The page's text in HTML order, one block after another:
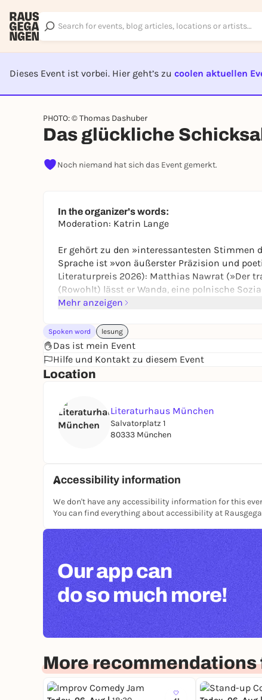
Dieses Event ist vorbei. Hier geht’s zu coolen aktuellen
PHOTO: © Thomas Dashuber
Das glückliche
Noch niemand hat sich das Event gemerkt.
In the organizer's words:
Moderation: Katrin Lange
Er gehört zu den »interessantesten Stimmen
Sprache ist »von äußerster Präzision und
Literaturpreis 2026): Matthias Nawrat (»Der
(Rowohlt) lässt er Wanda, eine polnische
sie den dort im Exil lebenden Philosophen
Zwischen Wanda und Mrugalski steht ein
hinausreicht. Im Gespräch mit Matthias
(»Hast du uns endlich gefunden«) – und
Lange.
STREAM-TICKETS: EURO 8.-
Veranstalter: Stiftung Literaturhaus
Foyer-Bar ab 18 Uhr
Mehr anzeigen
Spoken word lesung
Das ist mein Event
Hilfe und Kontakt zu diesem Event
Location
Literaturhaus München
Salvatorplatz 1
80333 München
Accessibility information
We don't have any accessibility information for this
You can find everything about accessibility at
Our app can
do so much more!
More recommendations